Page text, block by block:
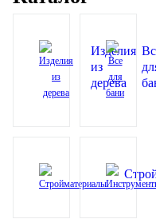
Изделия
из
дерева